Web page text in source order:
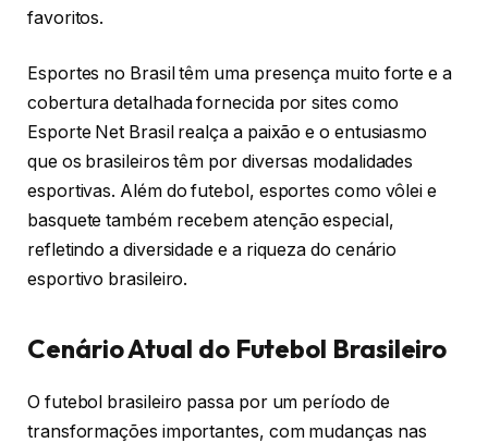
favoritos.
Esportes no Brasil têm uma presença muito forte e a
cobertura detalhada fornecida por sites como
Esporte Net Brasil realça a paixão e o entusiasmo
que os brasileiros têm por diversas modalidades
esportivas. Além do futebol, esportes como vôlei e
basquete também recebem atenção especial,
refletindo a diversidade e a riqueza do cenário
esportivo brasileiro.
Cenário Atual do Futebol Brasileiro
O futebol brasileiro passa por um período de
transformações importantes, com mudanças nas